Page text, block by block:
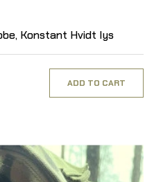
Konstant Hvidt lys
ADD TO CART